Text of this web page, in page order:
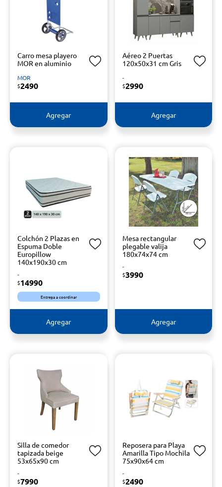
Carro mesa playero
MOR en aluminio
MOR
$2490
Agregar
Aéreo 2 Puertas
120x50x31 cm Gris
-
$2990
Agregar
Colchón 2 Plazas en
Espuma Doble
Europillow
140x190x30 cm
-
$14990
Entrega a coordinar
Agregar
Mesa rectangular
plegable valija
180x74x74 cm
-
$3990
Agregar
Silla de comedor
tapizada beige
53x65x90 cm
-
$7990
Reposera para Playa
Amarilla Tipo Mochila
75x90x64 cm
-
$2490